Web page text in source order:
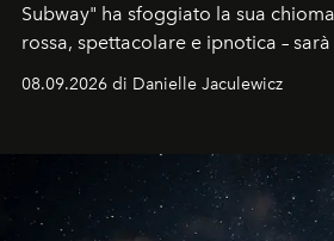
Subway" ha sfoggiato la sua
rossa, spettacolare e ipnotica –
08.09.2026 di Danielle Jaculewicz